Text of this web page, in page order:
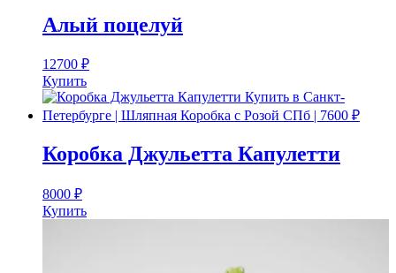
Алый поцелуй
12700 ₽
Купить
Коробка Джульетта Капулетти
8000 ₽
Купить